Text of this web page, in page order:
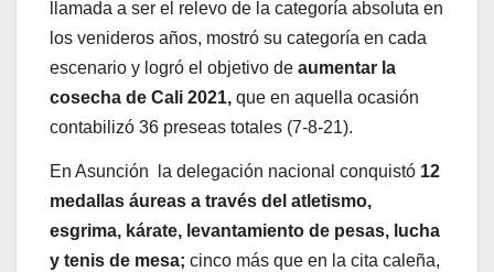
llamada a ser el relevo de la categoría absoluta en
los venideros años, mostró su categoría en cada
escenario y logró el objetivo de aumentar la
cosecha de Cali 2021, que en aquella ocasión
contabilizó 36 preseas totales (7-8-21).
En Asunción la delegación nacional conquistó 12
medallas áureas a través del atletismo,
esgrima, kárate, levantamiento de pesas, lucha
y tenis de mesa; cinco más que en la cita caleña,